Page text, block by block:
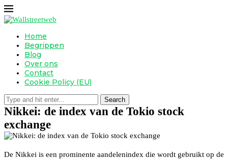
Home
Begrippen
Blog
Over ons
Contact
Cookie Policy (EU)
Search
Nikkei: de index van de Tokio stock
exchange
De Nikkei is een prominente aandelenindex die wordt gebruikt op de